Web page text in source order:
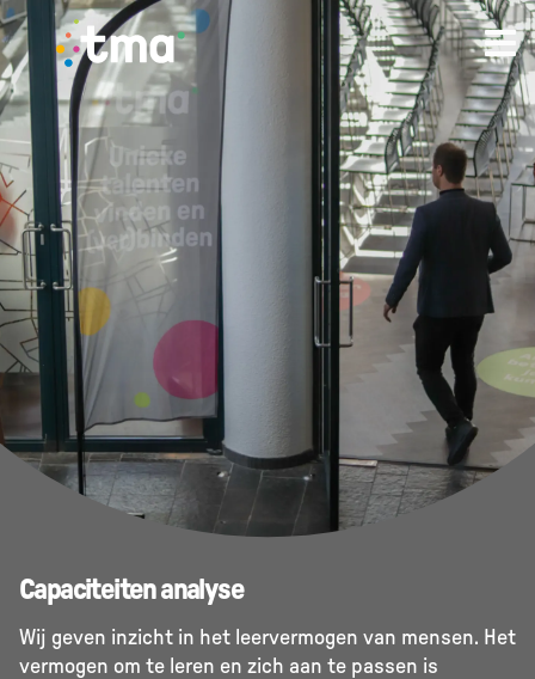
TMA - Unieke talenten vinden en (ver)binden
Capaciteiten analyse
Wij geven inzicht in het leervermogen van mensen. Het
vermogen om te leren en zich aan te passen is